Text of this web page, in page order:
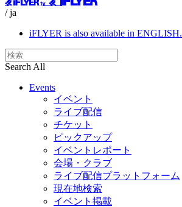
/ ja
iFLYER is also available in ENGLISH.
Search All
Events
イベント
ライブ配信
チケット
ピックアップ
イベントレポート
会場・クラブ
ライブ配信プラットフォーム
現在地検索
イベント掲載